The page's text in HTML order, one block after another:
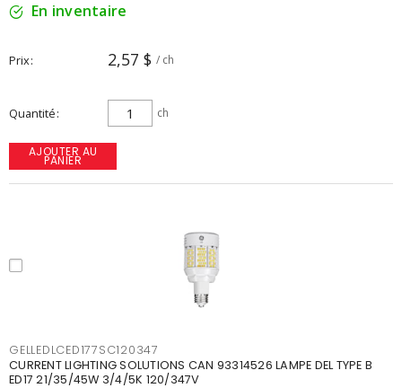
En inventaire
Prix 2,57 $ / ch
Quantité ch
AJOUTER AU
PANIER
GELLEDLCED177SC120347
CURRENT LIGHTING SOLUTIONS CAN 93314526 LAMPE DEL TYPE B
ED17 21/35/45W 3/4/5K 120/347V